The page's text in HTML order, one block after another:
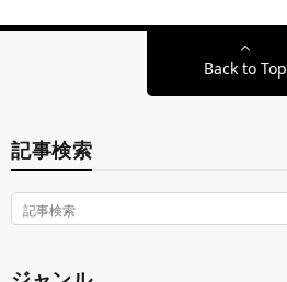
Back to Top
記事検索